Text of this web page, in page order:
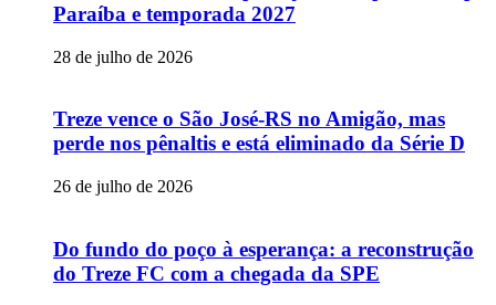
Paraíba e temporada 2027
28 de julho de 2026
Treze vence o São José-RS no Amigão, mas
perde nos pênaltis e está eliminado da Série D
26 de julho de 2026
Do fundo do poço à esperança: a reconstrução
do Treze FC com a chegada da SPE